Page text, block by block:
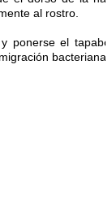
al rostro.
ponerse el